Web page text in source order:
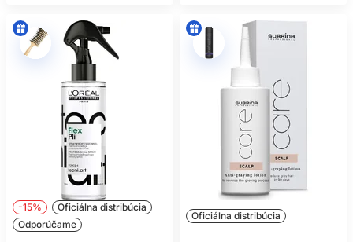
-15%
Oficiálna distribúcia
Odporúčame
Oficiálna distribúcia